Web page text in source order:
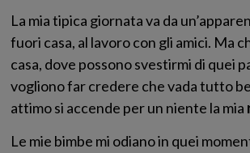
La mia tipica giornata va da
fuori casa, al lavoro con gli amici. Ma
casa, dove possono svestirmi di quei
vogliono far credere che vada tutto
attimo si accende per un niente la mia
Le mie bimbe mi odiano in quei